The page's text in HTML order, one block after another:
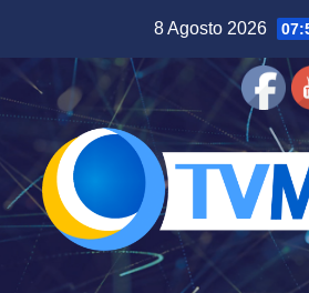
contenuto
8 Agosto 2026